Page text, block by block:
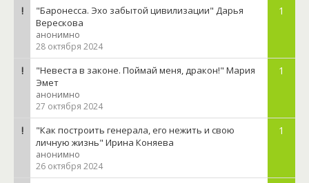
"Баронесса. Эхо забытой цивилизации" Дарья
Верескова
анонимно
28 октября 2024
1
"Невеста в законе. Поймай меня, дракон!" Мария
Эмет
анонимно
27 октября 2024
1
"Как построить генерала, его нежить и свою
личную жизнь" Ирина Коняева
анонимно
26 октября 2024
1